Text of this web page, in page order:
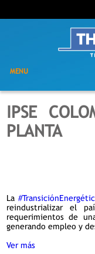
MENU
IPSE
PLANTA
La
reindustrializar el
requerimientos de
generandoempleo y
Ver más